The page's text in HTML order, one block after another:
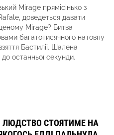
Mirage прямісінько з
доведеться давати
Mirage? Битва
багатотисячного натовпу
Бастилії. Шалена
останньої секунди.
СТОЯТИМЕ НА